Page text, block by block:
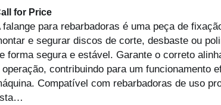
for Price
falange para rebarbadoras é uma peça de
e segurar discos de corte, desbaste ou
forma segura e estável. Garante o correto
operação, contribuindo para um funcionamento
Compatível com rebarbadoras de uso